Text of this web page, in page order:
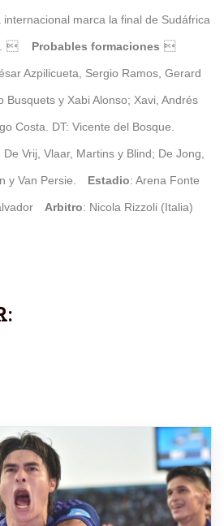
marca la final de Sudáfrica
 Probables formaciones 
Azpilicueta, Sergio Ramos, Gerard
Busquets y Xabi Alonso; Xavi, Andrés
Costa. DT: Vicente del Bosque.
Vrij, Vlaar, Martins y Blind; De Jong,
y Van Persie. Estadio: Arena Fonte
Arbitro: Nicola Rizzoli (Italia)